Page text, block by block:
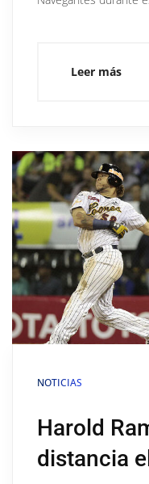
Leer más
NOTICIAS
Harold
distancia